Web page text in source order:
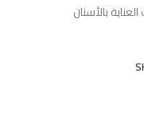
بالأسنان